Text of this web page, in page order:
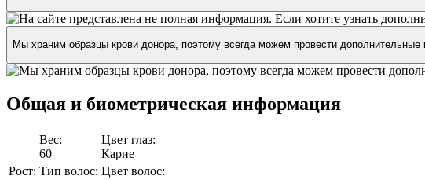
Мы храним образцы крови донора, поэтому всегда можем провести
Общая и биометрическая информация
Рост:
Вес:
60
Цвет глаз:
Карие
Тип волос: Цвет волос: